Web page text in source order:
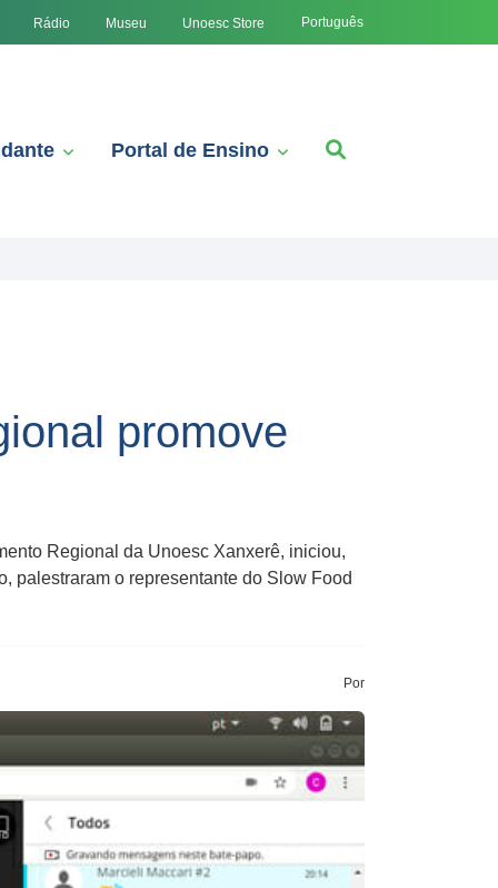
Rádio Museu Unoesc Store Português
Portal de Ensino
promove
Regional da Unoesc Xanxerê, iniciou,
palestraram o representante do Slow Food
Por